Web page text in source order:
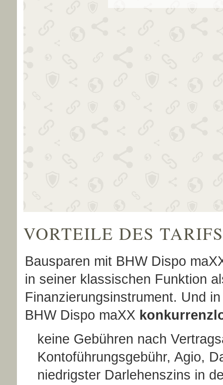
VORTEILE DES
Bausparen mit BHW Dispo
in seiner klassischen Funktion
Finanzierungsinstrument. Und
BHW Dispo maXX
keine Gebühren nach
Kontoführungsgebühr, Agio,
niedrigster Darlehenszins in